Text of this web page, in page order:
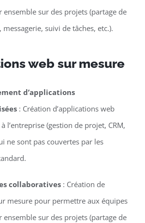
ensemble sur des projets (partage de
messagerie, suivi de tâches, etc.).
web sur mesure
d’applications
: Création d’applications web
l’entreprise (gestion de projet, CRM,
ne sont pas couvertes par les
collaboratives: Création de
mesure pour permettre aux équipes
ensemble sur des projets (partage de